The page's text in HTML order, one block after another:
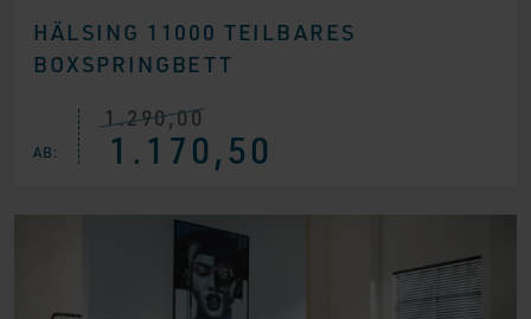
HÄLSING 11000 TEILBARES
BOXSPRINGBETT
AB:
1.290,00
Ursprünglicher
Preis
war:1.170,50
Aktueller
Preis
ist: